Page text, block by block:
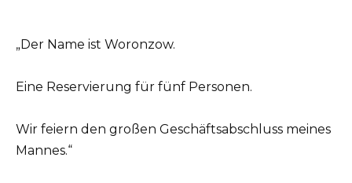
„Der Name ist Woronzow.
Eine Reservierung für fünf Personen.
Wir feiern den großen Geschäftsabschluss meines
Mannes.“